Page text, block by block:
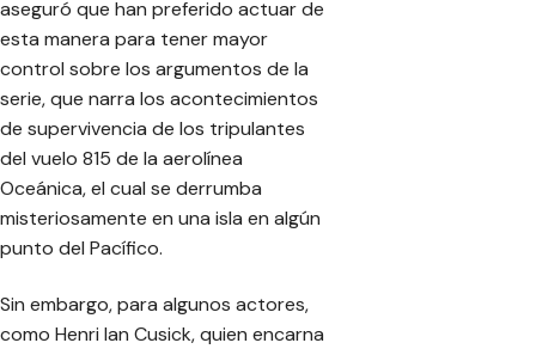
aseguró que han preferido actuar de
esta manera para tener mayor
control sobre los argumentos de la
serie, que narra los acontecimientos
de supervivencia de los tripulantes
del vuelo 815 de la aerolínea
Oceánica, el cual se derrumba
misteriosamente en una isla en algún
punto del Pacífico.
Sin embargo, para algunos actores,
como Henri Ian Cusick, quien encarna